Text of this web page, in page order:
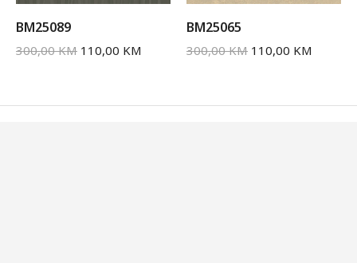
BM25089
300,00KM 110,00 KM
BM25065
300,00KM 110,00 KM